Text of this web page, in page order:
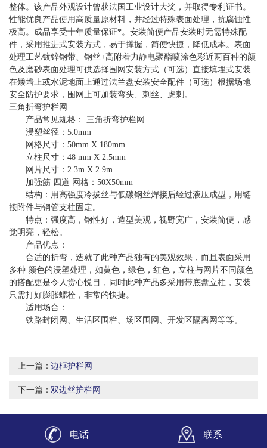
整体。该产品外观设计曾获法国工业设计大奖，并取得专利证书。
性能优良产品使用高质量原材料，并经过特殊表面处理，抗腐蚀性
极高。成品享受十年质量保证*。安装简便产品安装时无需特殊配
件，采用推进式安装方式，易于撑握，简便快捷，降低成本。表面
处理工艺镀锌钢带、钢丝+高附着力静电聚酯喷涂色彩近两百种的颜
色及磨砂表面处理可供选择围网安装方式（可选）直接填埋式安装
在矮墙上或水泥地面上通过法兰盘安装安全配件（可选）根据场地
安全防护要求，围网上可加装弯头、刺丝、虎刺。
三角折弯护栏网
产品常见规格： 三角折弯护栏网
浸塑丝径：5.0mm
网格尺寸：50mm X 180mm
立柱尺寸：48 mm X 2.5mm
网片尺寸：2.3m X 2.9m
加强筋 四道 网格：50X50mm
结构：用高强度冷拔丝与低碳钢丝焊接后经过液压成型，用链
接附件与钢管支柱固定。
特点：强度高，钢性好，造型美观，视野宽广，安装简便，感
觉明亮，轻松。
产品优点：
合适的折弯，造就了此种产品独有的美观效果，而且表面采用
多种 颜色的浸塑处理，如黄色，绿色，红色，立柱与网片不同颜色
的搭配更是令人赏心悦目，同时此种产品多采用带底盘立柱，安装
只需打好膨胀螺栓，非常的快捷。
适用场合：
铁路封闭网、生活区围栏、场区围网、开发区隔离网等等。
上一篇：边框护栏网
下一篇：双边丝护栏网
电话 联系